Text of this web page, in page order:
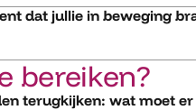
dat jullie in beweging
bereiken?
terugkijken: wat moet